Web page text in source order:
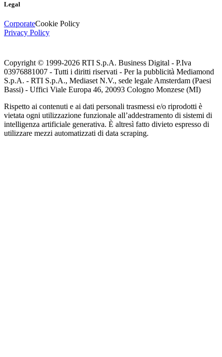
Legal
CorporateCookie Policy
Privacy Policy
Copyright © 1999-2026 RTI S.p.A. Business Digital - P.Iva
03976881007 - Tutti i diritti riservati - Per la pubblicità Mediamond
S.p.A. - RTI S.p.A., Mediaset N.V., sede legale Amsterdam (Paesi
Bassi) - Uffici Viale Europa 46, 20093 Cologno Monzese (MI)
Rispetto ai contenuti e ai dati personali trasmessi e/o riprodotti è
vietata ogni utilizzazione funzionale all’addestramento di sistemi di
intelligenza artificiale generativa. È altresì fatto divieto espresso di
utilizzare mezzi automatizzati di data scraping.